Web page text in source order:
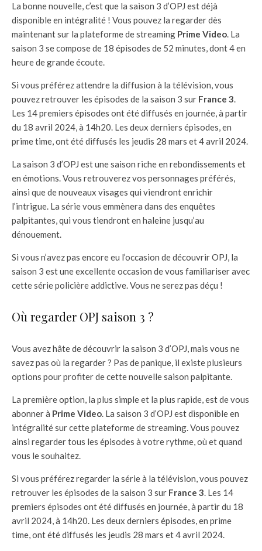
La bonne nouvelle, c’est que la saison 3 d’OPJ est déjà
disponible en intégralité ! Vous pouvez la regarder dès
maintenant sur la plateforme de streaming Prime Video. La
saison 3 se compose de 18 épisodes de 52 minutes, dont 4 en
heure de grande écoute.
Si vous préférez attendre la diffusion à la télévision, vous
pouvez retrouver les épisodes de la saison 3 sur France 3.
Les 14 premiers épisodes ont été diffusés en journée, à partir
du 18 avril 2024, à 14h20. Les deux derniers épisodes, en
prime time, ont été diffusés les jeudis 28 mars et 4 avril 2024.
La saison 3 d’OPJ est une saison riche en rebondissements et
en émotions. Vous retrouverez vos personnages préférés,
ainsi que de nouveaux visages qui viendront enrichir
l’intrigue. La série vous emmènera dans des enquêtes
palpitantes, qui vous tiendront en haleine jusqu’au
dénouement.
Si vous n’avez pas encore eu l’occasion de découvrir OPJ, la
saison 3 est une excellente occasion de vous familiariser avec
cette série policière addictive. Vous ne serez pas déçu !
Où regarder OPJ saison 3 ?
Vous avez hâte de découvrir la saison 3 d’OPJ, mais vous ne
savez pas où la regarder ? Pas de panique, il existe plusieurs
options pour profiter de cette nouvelle saison palpitante.
La première option, la plus simple et la plus rapide, est de vous
abonner à Prime Video. La saison 3 d’OPJ est disponible en
intégralité sur cette plateforme de streaming. Vous pouvez
ainsi regarder tous les épisodes à votre rythme, où et quand
vous le souhaitez.
Si vous préférez regarder la série à la télévision, vous pouvez
retrouver les épisodes de la saison 3 sur France 3. Les 14
premiers épisodes ont été diffusés en journée, à partir du 18
avril 2024, à 14h20. Les deux derniers épisodes, en prime
time, ont été diffusés les jeudis 28 mars et 4 avril 2024.